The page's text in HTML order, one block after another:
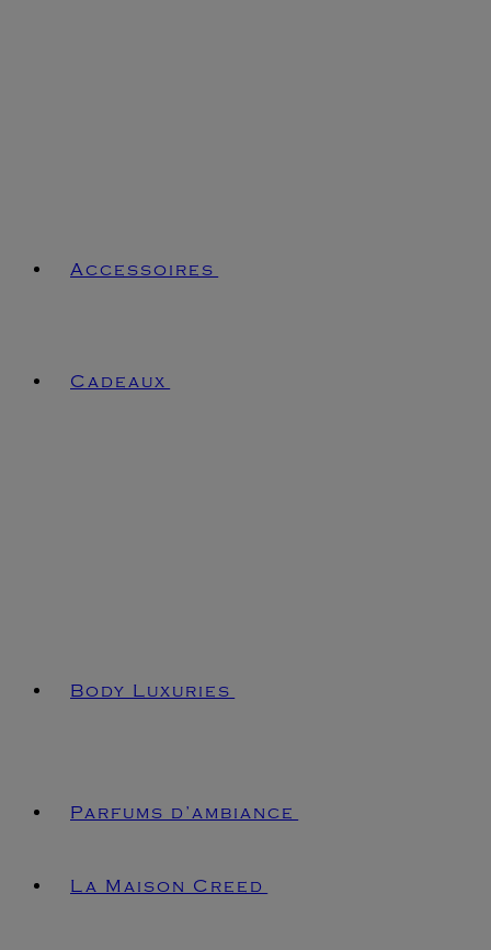
Accessoires
Cadeaux
Body Luxuries
Parfums d’ambiance
La Maison Creed